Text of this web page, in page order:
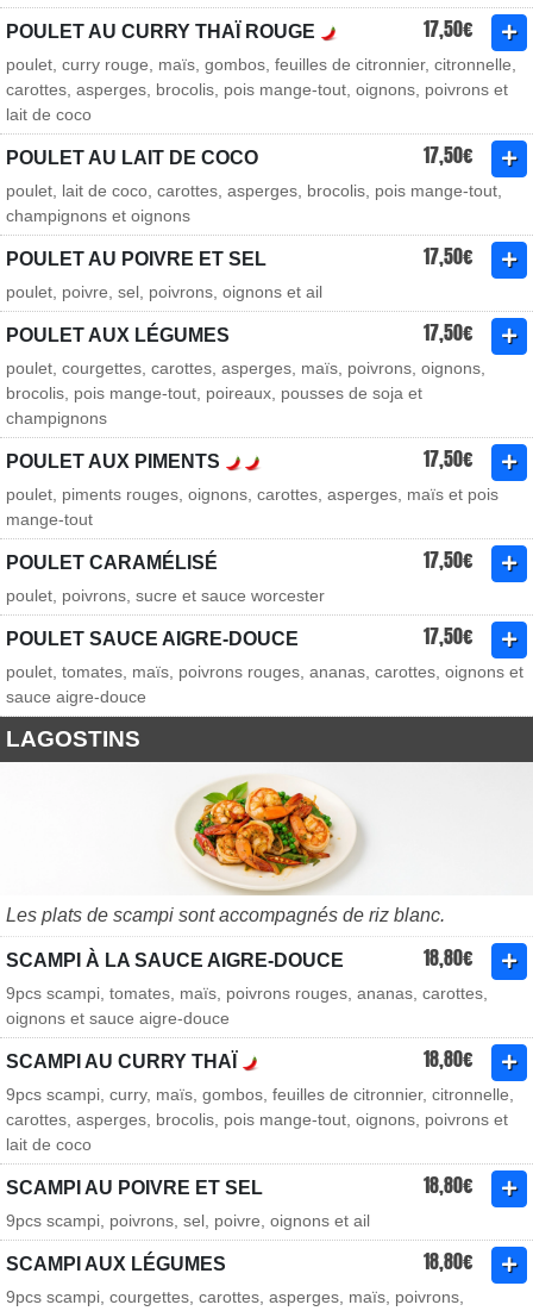
POULET AU CURRY THAÏ ROUGE 17,50€
poulet, curry rouge, maïs, gombos, feuilles de citronnier, citronnelle,
carottes, asperges, brocolis, pois mange-tout, oignons, poivrons et
lait de coco
POULET AU LAIT DE COCO 17,50€
poulet, lait de coco, carottes, asperges, brocolis, pois mange-tout,
champignons et oignons
POULET AU POIVRE ET SEL 17,50€
poulet, poivre, sel, poivrons, oignons et ail
POULET AUX LÉGUMES 17,50€
poulet, courgettes, carottes, asperges, maïs, poivrons, oignons,
brocolis, pois mange-tout, poireaux, pousses de soja et
champignons
POULET AUX PIMENTS 17,50€
poulet, piments rouges, oignons, carottes, asperges, maïs et pois
mange-tout
POULET CARAMÉLISÉ 17,50€
poulet, poivrons, sucre et sauce worcester
POULET SAUCE AIGRE-DOUCE 17,50€
poulet, tomates, maïs, poivrons rouges, ananas, carottes, oignons et
sauce aigre-douce
LAGOSTINS
Les plats de scampi sont accompagnés de riz blanc.
SCAMPI À LA SAUCE AIGRE-DOUCE 18,80€
9pcs scampi, tomates, maïs, poivrons rouges, ananas, carottes,
oignons et sauce aigre-douce
SCAMPI AU CURRY THAÏ 18,80€
9pcs scampi, curry, maïs, gombos, feuilles de citronnier, citronnelle,
carottes, asperges, brocolis, pois mange-tout, oignons, poivrons et
lait de coco
SCAMPI AU POIVRE ET SEL 18,80€
9pcs scampi, poivrons, sel, poivre, oignons et ail
SCAMPI AUX LÉGUMES 18,80€
9pcs scampi, courgettes, carottes, asperges, maïs, poivrons,